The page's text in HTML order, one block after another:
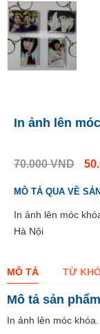
In ảnh lên
70.000VND
MÔ TẢ QUA VỀ
In ảnh lên móc
Hà Nội
MÔ TẢ TỪ
Mô tả sản phẩm
In ảnh lên móc khóa.